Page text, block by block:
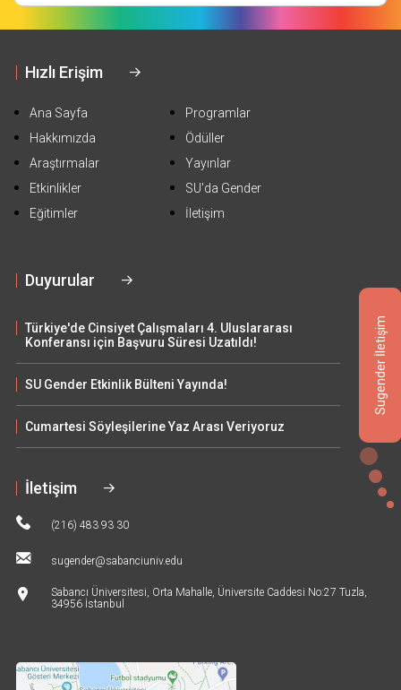
Sugender İletişim
Hızlı Erişim
Ana Sayfa
Hakkımızda
Araştırmalar
Etkinlikler
Eğitimler
Programlar
Ödüller
Yayınlar
SU'da Gender
İletişim
Duyurular
Türkiye'de Cinsiyet Çalışmaları 4. Uluslararası
Konferansı için Başvuru Süresi Uzatıldı!
SU Gender Etkinlik Bülteni Yayında!
Cumartesi Söyleşilerine Yaz Arası Veriyoruz
İletişim
(216) 483 93 30
sugender@sabanciuniv.edu
Sabancı Üniversitesi, Orta Mahalle, Üniversite Caddesi No:27 Tuzla,
34956 İstanbul